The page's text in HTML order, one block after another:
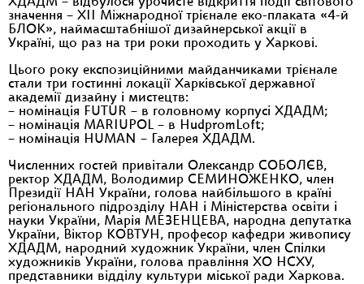
значення − XII Міжнародної трієнале еко-плаката «4-й
БЛОК», наймасштабнішої дизайнерської акції в
Україні, що раз на три роки проходить у Харкові.
Цього року експозиційними майданчиками трієнале
стали три гостинні локації Харківської державної
академії дизайну і мистецтв:
– номінація FUTUR − в головному корпусі ХДАДМ;
– номінація MARIUPOL – в HudpromLoft;
– номінація HUMAN – Галерея ХДАДМ.
Численних гостей привітали Олександр СОБОЛЄВ,
ректор ХДАДМ, Володимир СЕМИНОЖЕНКО, член
Президії НАН України, голова найбільшого в країні
регіонального підрозділу НАН і Міністерства освіти і
науки України, Марія МЕЗЕНЦЕВА, народна депутатка
України, Віктор КОВТУН, професор кафедри живопису
ХДАДМ, народний художник України, член Спілки
художників України, голова правління ХО НСХУ,
представники відділу культури міської ради Харкова.